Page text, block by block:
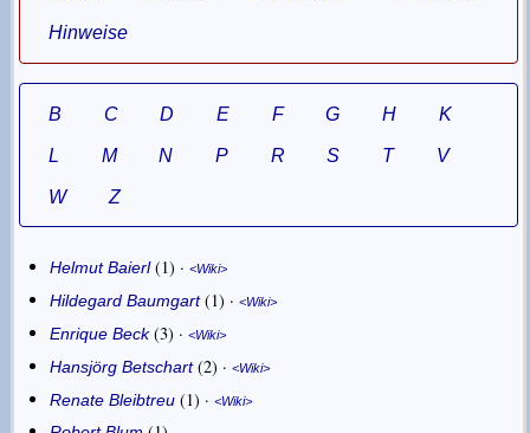
Hinweise
B C D E F G H K
L M N P R S T V
W Z
Helmut Baierl 1 · Wiki
Hildegard Baumgart 1 · Wiki
Enrique Beck 3 · Wiki
Hansjörg Betschart 2 · Wiki
Renate Bleibtreu 1 · Wiki